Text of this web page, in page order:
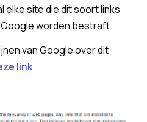
elke site die dit soort links
worden bestraft.
van Google over dit
link.